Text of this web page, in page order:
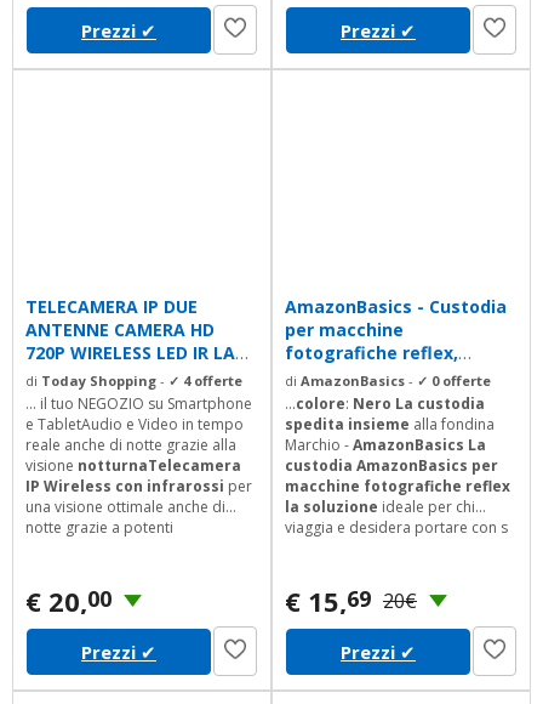
Prezzi ✔ Prezzi ✔
TELECAMERA IP DUE
ANTENNE CAMERA HD
720P WIRELESS LED IR LAN
MOTORIZZATA WIFI...
di Today Shopping - ✓ 4 offerte
... il tuo NEGOZIO su Smartphone
e TabletAudio e Video in tempo
reale anche di notte grazie alla
visione notturnaTelecamera
IP Wireless con infrarossi per
una visione ottimale anche di
notte grazie a potenti
ascoltaree guardare a colori e
in Hd tutto ci che
succedeRobotizzata con
movimento verticale e
orizzontale possibile
comandarla e ruotarla anche a
€ 20,00
Prezzi ✔
AmazonBasics - Custodia
per macchine
fotografiche reflex,
colore: Nero
di AmazonBasics - ✓ 0 offerte
...colore: Nero La custodia
spedita insieme alla fondina
Marchio -AmazonBasics La
custodia AmazonBasics per
macchine fotografiche reflex
la soluzione ideale per chi
viaggia e desidera portare con s
l'ingombro di uno zaino o una
borsa di grandi dimensioni.
€ 15,69 20€
Prezzi ✔